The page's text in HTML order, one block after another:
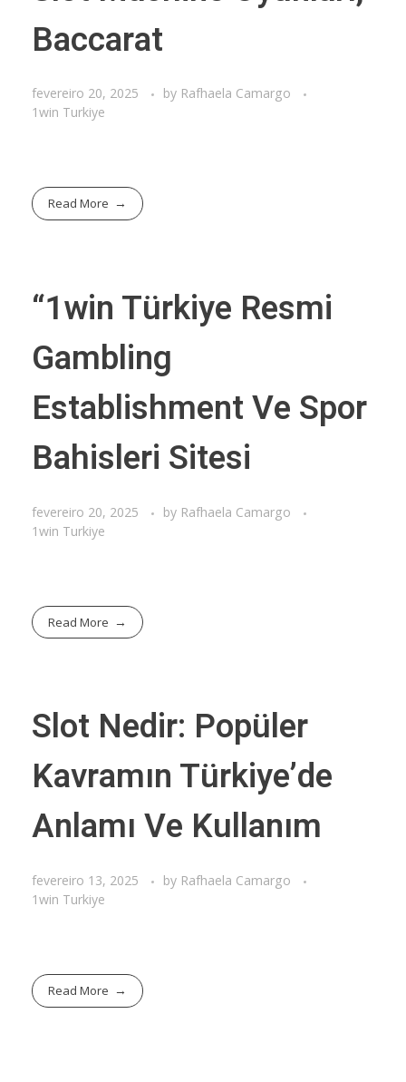
Baccarat
fevereiro 20, 2025 by Rafhaela Camargo
1win Turkiye
Read More
“1win Türkiye Resmi
Gambling
Establishment Ve Spor
Bahisleri Sitesi
fevereiro 20, 2025 by Rafhaela Camargo
1win Turkiye
Read More
Slot Nedir: Popüler
Kavramın Türkiye’de
Anlamı Ve Kullanım
fevereiro 13, 2025 by Rafhaela Camargo
1win Turkiye
Read More